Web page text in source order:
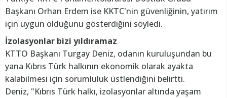
Başkanı Orhan Erdem ise KKTC'nin güvenliğinin, yatırım
için uygun olduğunu gösterdiğini söyledi.
İzolasyonlar bizi yıldıramaz
KTTO Başkanı Turgay Deniz, odanın kuruluşundan bu
yana Kıbrıs Türk halkının ekonomik olarak ayakta
kalabilmesi için sorumluluk üstlendiğini belirtti.
Deniz, "Kıbrıs Türk halkı, izolasyonlar altında yaşam